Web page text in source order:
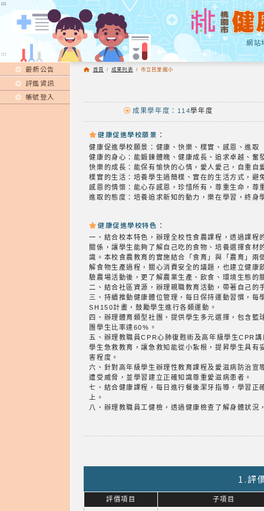
:::
網站
:::
最新公告
評鑑資訊
帳號登入
首頁 / 成果列表 / 市立芭里國小
成果學年度：114學年度
健康促進學校願景：
健康促進學校願景：健康、快樂、樸實、感恩、進取
健康的身心：能鍛鍊體魄、健康成長、追求卓越、奮
快樂的成長：能保有愉快的心情，愛人愛己，自重自
樸實的生活：培養學生過簡樸、實在的生活方式，
感恩的情懷：能心存感恩，珍惜所有，尊重生命，
進取的態度：培養追求新知的動力，樂在學習，終身
健康促進學校特色：
一、結合校本特色，辦理全校性食農課程，透過課
關係，讓學生能夠了解自己吃的食物、培養選擇食
識。本校食農教育的實施結合「食育」與「農育」
解食物生產過程，關心消費安全的議題，也建立健
驗農場活動後，更了解農業生產、飲食、環境生態的
二、結合社區資源，辦理親職教育活動，帶著自己
三、持續推動健康體位管理，每日保持運動習慣，
SH150計畫，鼓勵學生進行各類運動。
四、辦理體育類型社團，提供學生多元選擇，包含
團學生比率達60%。
五、辦理教職員CPR心肺復甦術及高年級學生CPR
學生急救教育，讓急救知能從小紮根，提昇學生具
害程度。
六、針對高年級學生辦理性教育課程及愛滋病防治
遭受威脅，並學習建立正確知識尊重愛滋病患者。
七、結合健康課程，每日進行餐後潔牙指導，學習
上。
八、辦理教職員工健檢，透過健康檢查了解身體狀況
1.評
評價項目 子項目
:::